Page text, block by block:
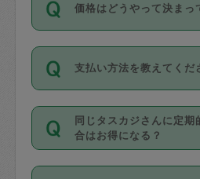
超えて依頼したい場合
利用ください。機能を
の上事前申請すること
お、3時間を下回って
いません。
価格はどうやって決まっ
11種類の価格帯の中か
身が価格を選んで設定
タスカジさんの価格設
があり、レビュー件数
値、などで除々に設定
がっていく仕組みにな
支払い方法を教えてくだ
お支払方法はクレジッ
Master／JCB／
Diners Club）のみと
同じタスカジさんに定期
合はお得になる？
依頼には「スポット」